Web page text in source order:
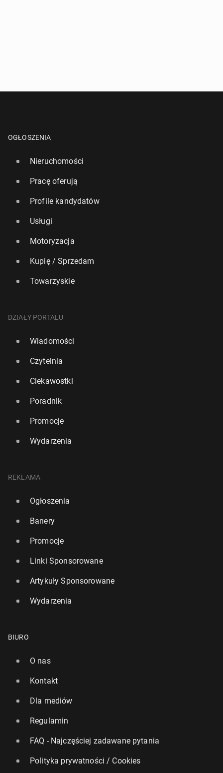
OGŁOSZENIA
Nieruchomości
Pracę oferują
Profile kandydatów
Usługi
Motoryzacja
Kupię / Sprzedam
Towarzyskie
DZIAŁY PORTALU
Wiadomości
Czytelnia
Ciekawostki
Poradnik
Promocje
Wydarzenia
REKLAMA
Ogłoszenia
Banery
Promocje
Linki Sponsorowane
Artykuły Sponsorowane
Wydarzenia
BIURO
O nas
Kontakt
Dla mediów
Regulamin
FAQ - Najczęściej zadawane pytania
Polityka prywatności / Cookies